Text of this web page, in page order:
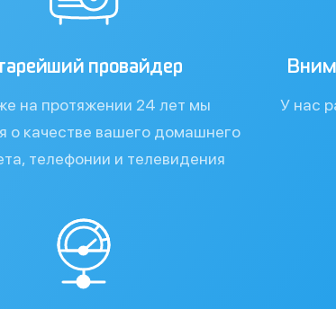
провайдер
на протяжении 24 лет мы
о качестве вашего домашнего
телефонии и телевидения
У нас